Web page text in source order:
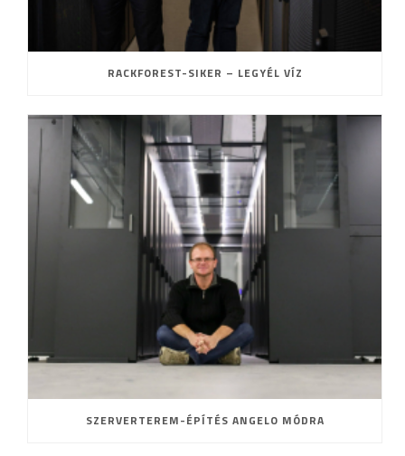
RACKFOREST-SIKER – LEGYÉL VÍZ
SZERVERTEREM-ÉPÍTÉS ANGELO MÓDRA